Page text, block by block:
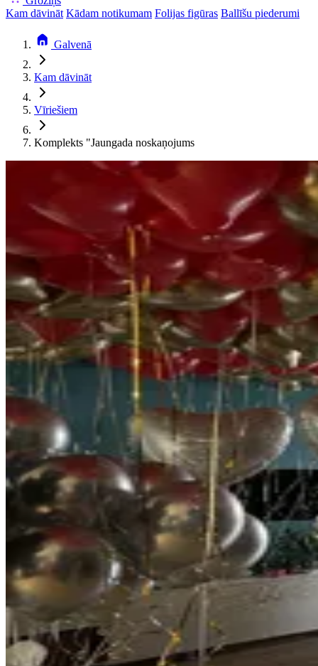
Kam dāvināt Kādam notikumam Folijas figūras Ballīšu piederumi
Galvenā
Kam dāvināt
Vīriešiem
Komplekts "Jaungada noskaņojums